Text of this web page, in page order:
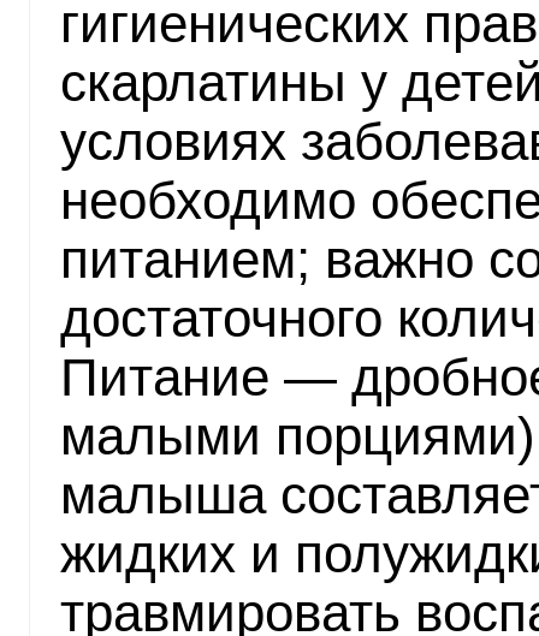
гигиенических
скарлатины у
условиях
необходимо
питанием; важно
достаточного
Питание —
малыми
малыша
жидких и
травмировать